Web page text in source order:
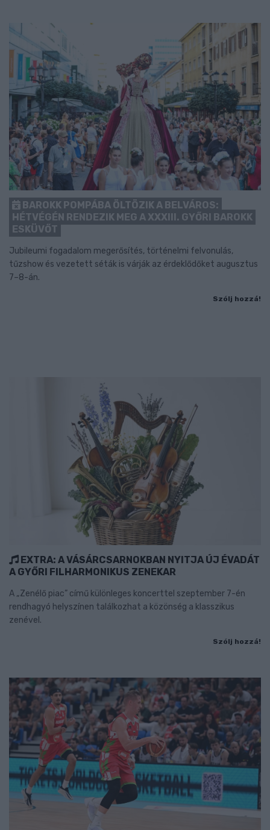
BAROKK POMPÁBA ÖLTÖZIK A BELVÁROS:
HÉTVÉGÉN RENDEZIK MEG A XXXIII. GYŐRI BAROKK
ESKÜVŐT
Jubileumi fogadalom megerősítés, történelmi felvonulás,
tűzshow és vezetett séták is várják az érdeklődőket augusztus
7–8-án.
Szólj hozzá!
EXTRA: A VÁSÁRCSARNOKBAN NYITJA ÚJ ÉVADÁT
A GYŐRI FILHARMONIKUS ZENEKAR
A „Zenélő piac” című különleges koncerttel szeptember 7-én
rendhagyó helyszínen találkozhat a közönség a klasszikus
zenével.
Szólj hozzá!